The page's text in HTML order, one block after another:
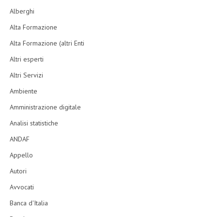
Alberghi
Alta Formazione
Alta Formazione (altri Enti
Altri esperti
Altri Servizi
Ambiente
Amministrazione digitale
Analisi statistiche
ANDAF
Appello
Autori
Avvocati
Banca d'Italia